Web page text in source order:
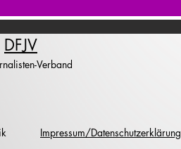
DFJV
Verband
Impressum/Datenschutzerklärung